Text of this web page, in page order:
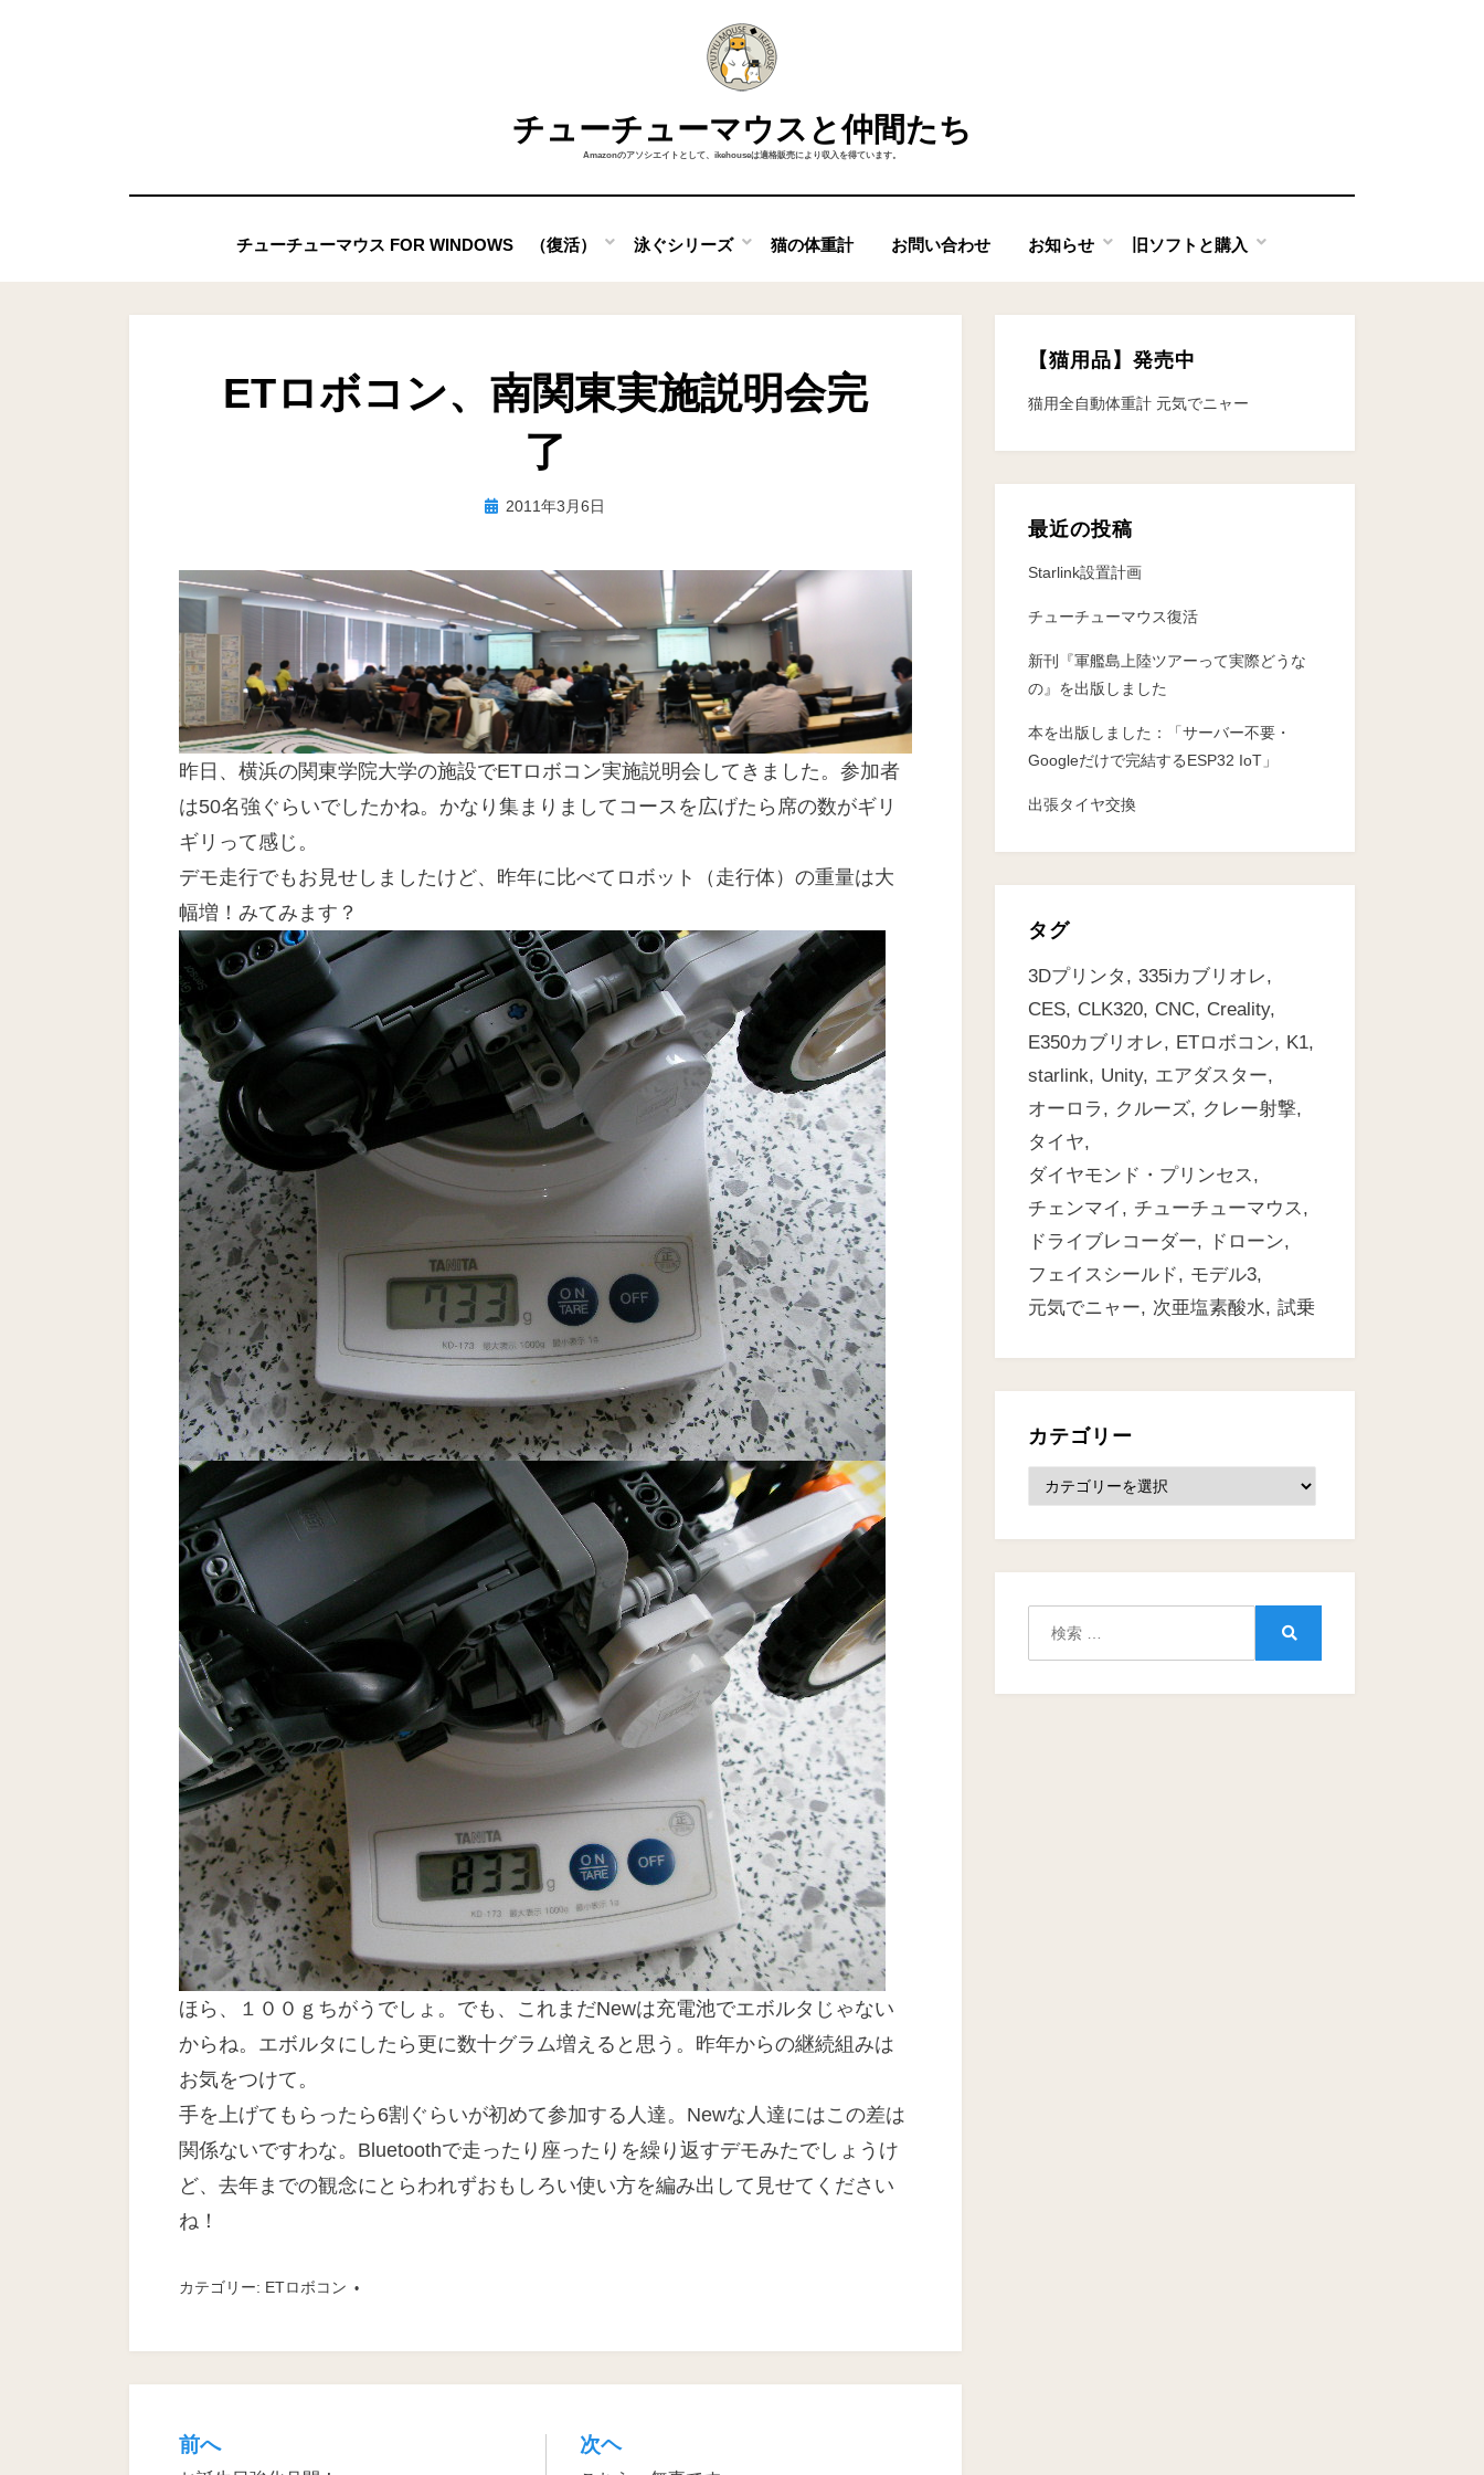
チューチューマウスと仲間たち
Amazonのアソシエイトとして、ikehouseは適格販売により収入を得ています。
チューチューマウス FOR WINDOWS （復活） 泳ぐシリーズ 猫の体重計 お問い合わせ お知らせ 旧ソフトと購入
ETロボコン、南関東実施説明会完
了
投稿者ike
投 2011年3月6日
昨日、横浜の関東学院大学の施設でETロボコン実施説明会してきました。参加者
は50名強ぐらいでしたかね。かなり集まりましてコースを広げたら席の数がギリ
ギリって感じ。
デモ走行でもお見せしましたけど、昨年に比べてロボット（走行体）の重量は大
幅増！みてみます？
ほら、１００ｇちがうでしょ。でも、これまだNewは充電池でエボルタじゃない
からね。エボルタにしたら更に数十グラム増えると思う。昨年からの継続組みは
お気をつけて。
手を上げてもらったら6割ぐらいが初めて参加する人達。Newな人達にはこの差は
関係ないですわな。Bluetoothで走ったり座ったりを繰り返すデモみたでしょうけ
ど、去年までの観念にとらわれずおもしろい使い方を編み出して見せてください
ね！
カテゴリー: ETロボコン
投
前へ 次ヘ
【猫用品】発売中
猫用全自動体重計 元気でニャー
最近の投稿
Starlink設置計画
チューチューマウス復活
新刊『軍艦島上陸ツアーって実際どうな
の』を出版しました
本を出版しました：「サーバー不要・
Googleだけで完結するESP32 IoT」
出張タイヤ交換
タグ
3Dプリンタ
335iカブリオレ
CES
CLK320 CNC
Creality
E350カブリオレ
ETロボコン
K1
starlink
Unity
エアダスター
オーロラ
クルーズ
クレー射撃
タイヤ
ダイヤモンド・プリンセス
チェンマイ
チューチューマウス
ドライブレコーダー
ドローン
フェイスシールド
モデル3
元気でニャー
次亜塩素酸水 試乗
カテゴリー
テ